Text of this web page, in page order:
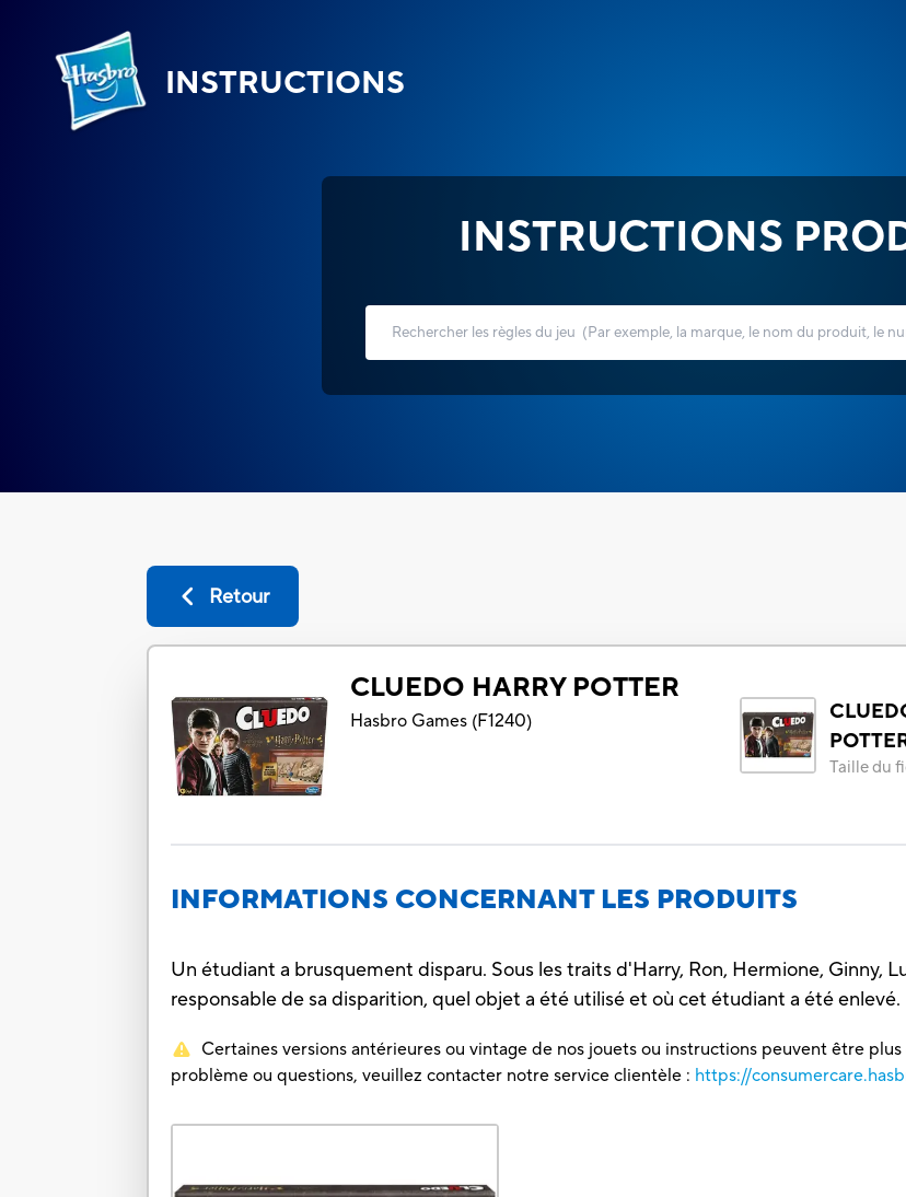
INSTRUCTIONS
INSTRUCTIONS
Retour
CLUEDO HARRY POTTER
Hasbro Games (F1240)
Taille du
INFORMATIONS CONCERNANT LES PRODUITS
Un étudiant a brusquement disparu. Sous les traits d'Harry, Ron, Hermione, Ginny,
responsable de sa disparition, quel objet a été utilisé et où cet étudiant a été enlevé.
Certaines versions antérieures ou vintage de nos jouets ou instructions peuvent être
problème ou questions, veuillez contacter notre service clientèle : https://